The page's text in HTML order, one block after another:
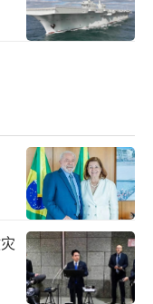
心。从上世纪
的一系列协议签
调，台湾的安
上，而应通过
得到党内多数
台后纷纷表示，
，更为未来合